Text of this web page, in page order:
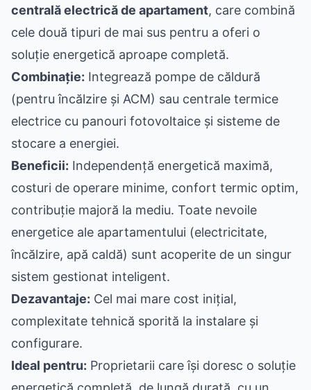
centrală electrică de apartament, care combină
cele două tipuri de mai sus pentru a oferi o
soluție energetică aproape completă.
Combinație: Integrează pompe de căldură
(pentru încălzire și ACM) sau centrale termice
electrice cu panouri fotovoltaice și sisteme de
stocare a energiei.
Beneficii: Independență energetică maximă,
costuri de operare minime, confort termic optim,
contribuție majoră la mediu. Toate nevoile
energetice ale apartamentului (electricitate,
încălzire, apă caldă) sunt acoperite de un singur
sistem gestionat inteligent.
Dezavantaje: Cel mai mare cost inițial,
complexitate tehnică sporită la instalare și
configurare.
Ideal pentru: Proprietarii care își doresc o soluție